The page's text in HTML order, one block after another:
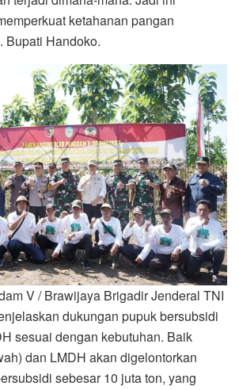
ketahanan pangan
Bupati Handoko.
V / Brawijaya Brigadir Jenderal TNI
dukungan pupuk bersubsidi
sesuai dengan kebutuhan. Baik
dan LMDH akan digelontorkan
sebesar 10 juta ton, yang